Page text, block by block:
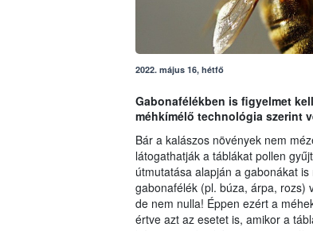
2022. május 16, hétfő
Gabonafélékben is figyelmet
méhkímélő technológia szerint
Bár a kalászos növények nem
látogathatják a táblákat pollen
útmutatása alapján a gabonákat
gabonafélék (pl. búza, árpa, rozs)
de nem nulla! Éppen ezért a
értve azt az esetet is, amikor a